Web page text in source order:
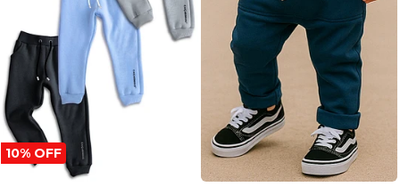
10% OFF